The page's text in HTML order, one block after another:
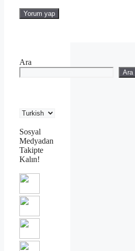
Ara
Ara
Sosyal
Medyadan
Takipte
Kalın!